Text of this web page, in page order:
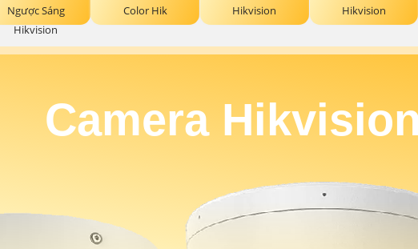
Ngược Sáng
Hikvision
Color Hik
Hikvision
Hikvision
Camera